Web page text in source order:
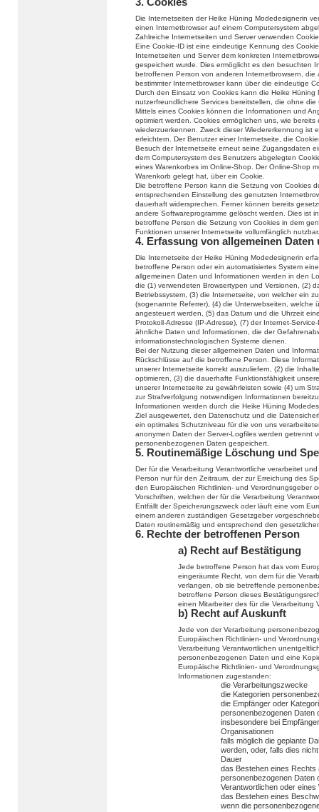
Die Internetseiten der Heike Hüning Modedesignerin
einen Internetbrowser auf einem Computersystem
Zahlreiche Internetseiten und Server verwenden
Eine Cookie-ID ist eine eindeutige Kennung des
Internetseiten und Server dem konkreten
gespeichert wurde. Dies ermöglicht es den besuchten
betroffenen Person von anderen Internetbrowsern,
bestimmter Internetbrowser kann über die eindeutige
Durch den Einsatz von Cookies kann die Heike
nutzerfreundlichere Services bereitstellen, die ohne
Mittels eines Cookies können die Informationen und
optimiert werden. Cookies ermöglichen uns, wie
wiederzuerkennen. Zweck dieser Wiedererkennung ist
erleichtern. Der Benutzer einer Internetseite, die
Besuch der Internetseite erneut seine Zugangsdaten
dem Computersystem des Benutzers abgelegten
eines Warenkorbes im Online-Shop. Der Online-Shop
Warenkorb gelegt hat, über ein Cookie.
Die betroffene Person kann die Setzung von Cookies
entsprechenden Einstellung des genutzten
dauerhaft widersprechen. Ferner können bereits
andere Softwareprogramme gelöscht werden. Dies ist
betroffene Person die Setzung von Cookies in dem
Funktionen unserer Internetseite vollumfänglich nutzbar.
4. Erfassung von allgemeinen
Die Internetseite der Heike Hüning Modedesignerin
betroffene Person oder ein automatisiertes System
allgemeinen Daten und Informationen werden in den
die (1) verwendeten Browsertypen und Versionen, (2)
Betriebssystem, (3) die Internetseite, von welcher ein
(sogenannte Referrer), (4) die Unterwebseiten,
angesteuert werden, (5) das Datum und die Uhrzeit
Protokoll-Adresse (IP-Adresse), (7) der Internet-
ähnliche Daten und Informationen, die der
informationstechnologischen Systeme dienen.
Bei der Nutzung dieser allgemeinen Daten und
Rückschlüsse auf die betroffene Person. Diese
unserer Internetseite korrekt auszuliefern, (2) die
optimieren, (3) die dauerhafte Funktionsfähigkeit
unserer Internetseite zu gewährleisten sowie (4) um
zur Strafverfolgung notwendigen Informationen
Informationen werden durch die Heike Hüning
Ziel ausgewertet, den Datenschutz und die
ein optimales Schutzniveau für die von uns
anonymen Daten der Server-Logfiles werden
personenbezogenen Daten gespeichert.
5. Routinemäßige Löschung und
Der für die Verarbeitung Verantwortliche verarbeitet
Person nur für den Zeitraum, der zur Erreichung des
den Europäischen Richtlinien- und Verordnungsgeber
Vorschriften, welchen der für die Verarbeitung
Entfällt der Speicherungszweck oder läuft eine vom
einem anderen zuständigen Gesetzgeber
Daten routinemäßig und entsprechend den
6. Rechte der betroffenen Person
a) Recht auf Bestätigung
Jede betroffene Person hat das vom
eingeräumte Recht, von dem für die
verlangen, ob sie betreffende
betroffene Person dieses
einen Mitarbeiter des für die Verarbeitung
b) Recht auf Auskunft
Jede von der Verarbeitung
Europäischen Richtlinien- und
Verarbeitung Verantwortlichen
personenbezogenen Daten und eine
Europäische Richtlinien- und
Informationen zugestanden:
die Verarbeitungszwecke
die Kategorien
die Empfänger oder
personenbezogenen Daten
insbesondere bei
Organisationen
falls möglich die geplante
werden, oder, falls dies
Dauer
das Bestehen eines Rechts
personenbezogenen Daten
Verantwortlichen oder
das Bestehen eines
wenn die